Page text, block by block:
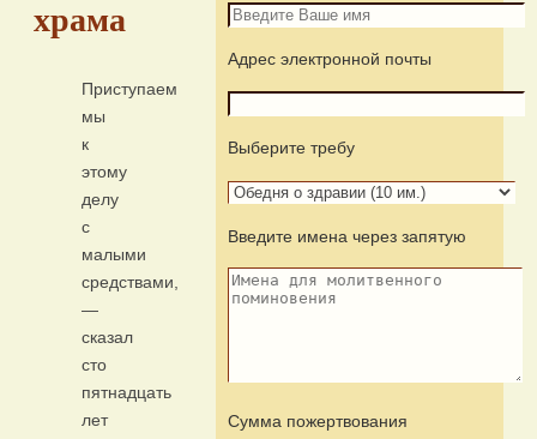
храма
Приступаем
мы
к
этому
делу
с
малыми
средствами,
—
сказал
сто
пятнадцать
лет
Адрес электронной почты
Выберите требу
Введите имена через запятую
Сумма пожертвования